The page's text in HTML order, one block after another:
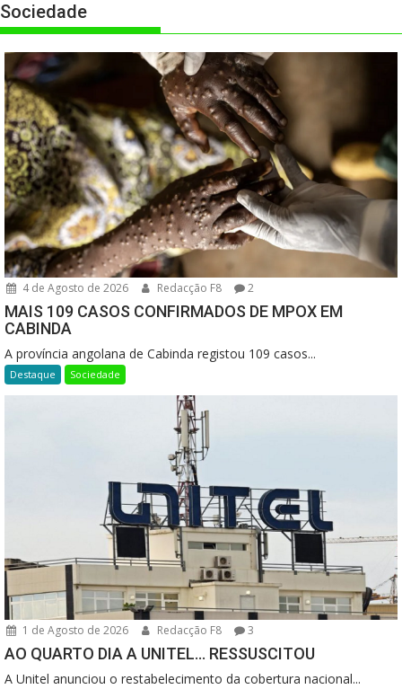
Sociedade
4 de Agosto de 2026 Redacção F8 2
MAIS 109 CASOS CONFIRMADOS DE MPOX EM
CABINDA
A província angolana de Cabinda registou 109 casos...
Destaque Sociedade
1 de Agosto de 2026 Redacção F8 3
AO QUARTO DIA A UNITEL… RESSUSCITOU
A Unitel anunciou o restabelecimento da cobertura nacional...